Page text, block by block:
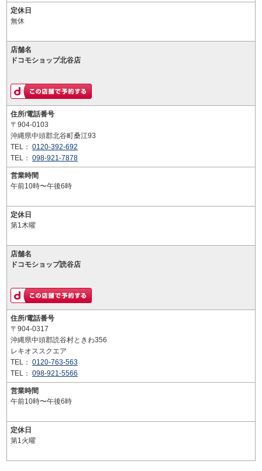
定休日
無休
店舗名
ドコモショップ北谷店
住所/電話番号
〒904-0103
沖縄県中頭郡北谷町桑江93
TEL： 0120-392-692
TEL： 098-921-7878
営業時間
午前10時〜午後6時
定休日
第1木曜
店舗名
ドコモショップ読谷店
住所/電話番号
〒904-0317
沖縄県中頭郡読谷村ときわ356
レキオススクエア
TEL： 0120-763-563
TEL： 098-921-5566
営業時間
午前10時〜午後6時
定休日
第1火曜